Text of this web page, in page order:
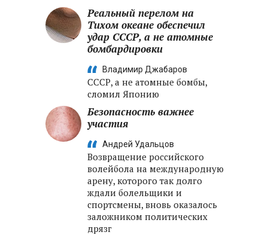
Второй энергоблок БелАЭС
вновь вышел на номинальную
мощность после диагностики
оборудования
Реальный перелом на
Тихом океане обеспечил
удар СССР, а не атомные
бомбардировки
Владимир Джабаров
СССР, а не атомные бомбы,
сломил Японию
Безопасность важнее
участия
Андрей Удальцов
Возвращение российского
волейбола на международную
арену, которого так долго
ждали болельщики и
спортсмены, вновь оказалось
заложником политических
дрязг